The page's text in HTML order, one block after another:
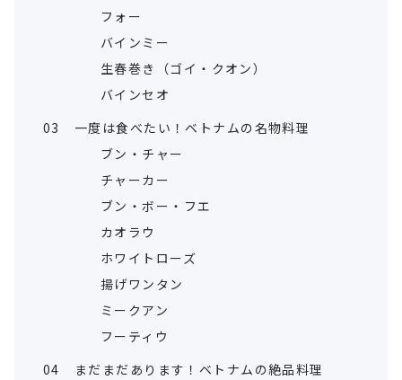
フォー
バインミー
生春巻き（ゴイ・クオン）
バインセオ
03
一度は食べたい！ベトナムの名物料理
ブン・チャー
チャーカー
ブン・ボー・フエ
カオラウ
ホワイトローズ
揚げワンタン
ミークアン
フーティウ
04
まだまだあります！ベトナムの絶品料理